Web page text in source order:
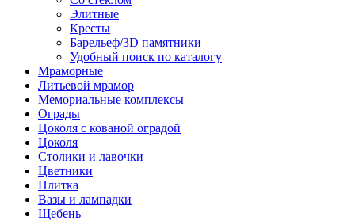
Элитные
Кресты
Барельеф/3D памятники
Удобный поиск по каталогу
Мраморные
Литьевой мрамор
Мемориальные комплексы
Ограды
Цоколя с кованой оградой
Цоколя
Столики и лавочки
Цветники
Плитка
Вазы и лампадки
Щебень